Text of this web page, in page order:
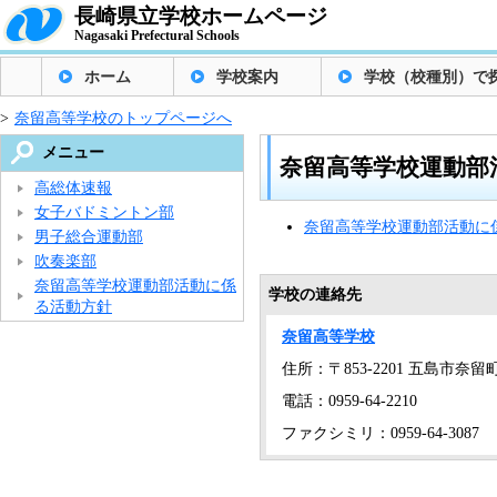
長崎県立学校ホームページ
Nagasaki Prefectural Schools
ホーム 学校案内 学校（校種別）で
> 奈留高等学校のトップページへ
奈留高等学校運動
奈留高等学校運動部活動に
学校の連絡先
奈留高等学校
住所：〒853-2201 五島市奈留
電話：0959-64-2210
ファクシミリ：0959-64-3087
メニュー
高総体速報
女子バドミントン部
男子総合運動部
吹奏楽部
奈留高等学校運動部活動に係
る活動方針